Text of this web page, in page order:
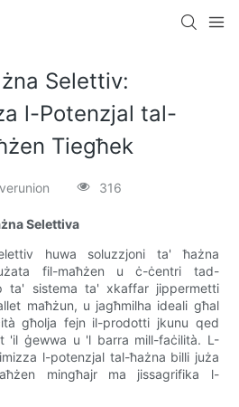
Selettiv:
l-Potenzjal tal-
Tiegħek
316
Selettiva
huwa soluzzjoni ta' ħażna
fil-maħżen u ċ-ċentri tad-
ta' sistema ta' xkaffar jippermetti
maħżun, u jagħmilha ideali għal
għolja fejn il-prodotti jkunu qed
'il ġewwa u 'l barra mill-faċilità. L-
l-potenzjal tal-ħażna billi juża
mingħajr ma jissagrifika l-